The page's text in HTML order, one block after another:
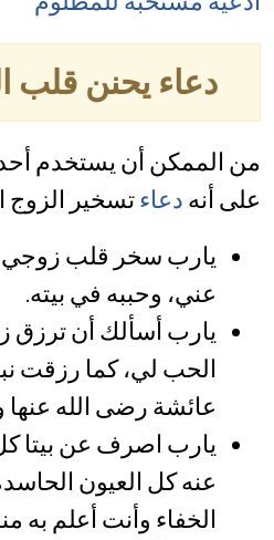
دعاء يحنن قلب
من الممكن أن يستخدم أحدى
على أنهدعاءتسخير الزوج
يارب سخر قلب زوجي
عني، وحببه في بيته.
يارب أسألك أن
الحب لي، كما رزقت
عائشة رضى الله عنها
يارب اصرف عن بيتا
عنه كل العيون
الخفاء وأنت أعلم به